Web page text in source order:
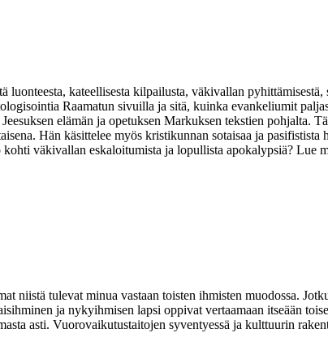
luonteesta, kateellisesta kilpailusta, väkivallan
Raamatun sivuilla ja sitä, kuinka evankeliumit
elämän ja opetuksen Markuksen tekstien pohjalta.
Hän käsittelee myös kristikunnan sotaisaa ja
väkivallan eskaloitumista ja lopullista apokalypsiä? Lue
niistä tulevat minua vastaan toisten ihmisten muodossa.
ja nykyihmisen lapsi oppivat vertaamaan itseään
asti. Vuorovaikutustaitojen syventyessä ja kulttuurin